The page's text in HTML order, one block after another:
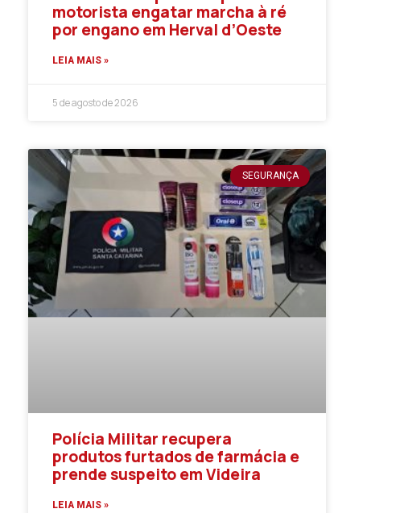
motorista engatar marcha à ré
por engano em Herval d’Oeste
LEIA MAIS »
5 de agosto de 2026
SEGURANÇA
Polícia Militar recupera
produtos furtados de farmácia e
prende suspeito em Videira
LEIA MAIS »